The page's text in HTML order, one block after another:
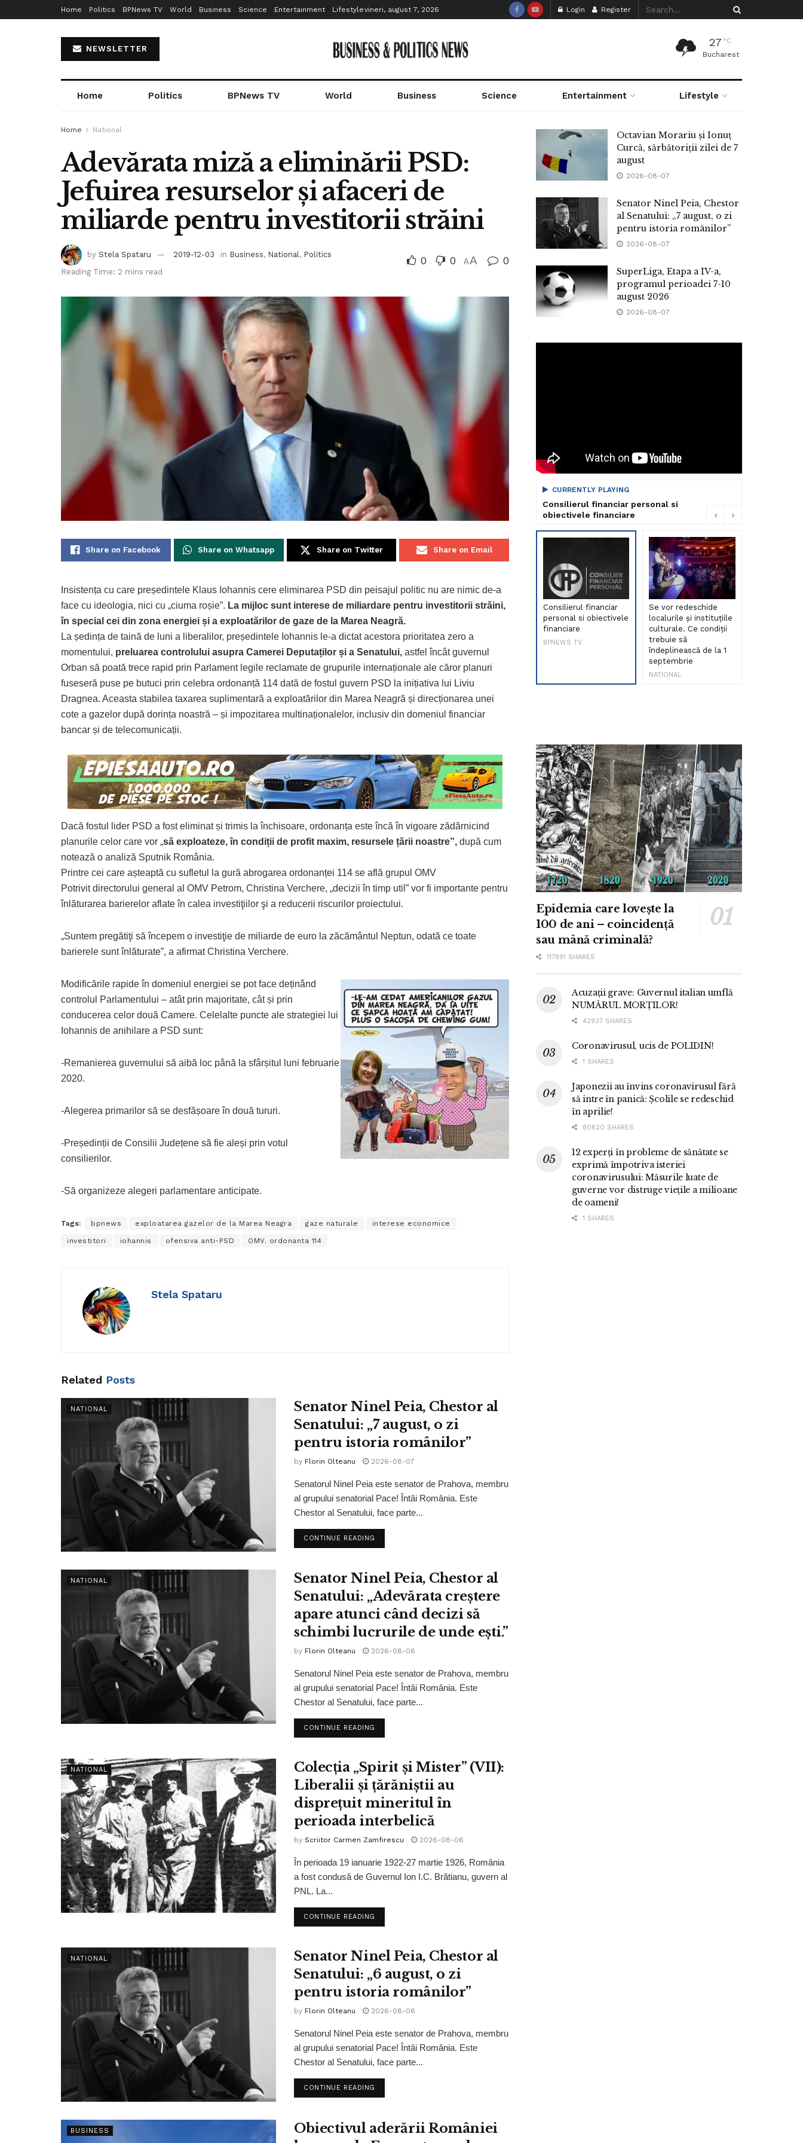
Home Politics BPNews TV World Business Science Entertainment Lifestylevineri, august 7, 2026 Login Register
NEWSLETTER
27 °C
Bucharest
Home Politics BPNews TV World Business Science Entertainment Lifestyle
Home National
Adevărata miză a eliminării PSD:
Jefuirea resurselor și afaceri de
miliarde pentru investitorii străini
by Stela Spataru 2019-12-03 in Business, National , Politics
Reading Time: 2 mins read
0 0 AA 0
Share on Facebook Share on Whatsapp Share on Twitter Share on Email
Insistența cu care președintele Klaus Iohannis cere eliminarea PSD din peisajul politic nu are nimic de-a
face cu ideologia, nici cu „ciuma roșie”. La mijloc sunt interese de miliardare pentru investitorii străini,
în special cei din zona energiei și a exploatărilor de gaze de la Marea Neagră.
La ședința de taină de luni a liberalilor, președintele Iohannis le-a dictat acestora prioritatea zero a
momentului, preluarea controlului asupra Camerei Deputaților și a Senatului, astfel încât guvernul
Orban să poată trece rapid prin Parlament legile reclamate de grupurile internaționale ale căror planuri
fuseseră puse pe butuci prin celebra ordonanță 114 dată de fostul guvern PSD la inițiativa lui Liviu
Dragnea. Aceasta stabilea taxarea suplimentară a exploatărilor din Marea Neagră și direcționarea unei
cote a gazelor după dorința noastră – și impozitarea multinaționalelor, inclusiv din domeniul financiar
bancar și de telecomunicații.
Dacă fostul lider PSD a fost eliminat și trimis la închisoare, ordonanța este încă în vigoare zădărnicind
planurile celor care vor „să exploateze, în condiții de profit maxim, resursele țării noastre”, după cum
notează o analiză Sputnik România.
Printre cei care așteaptă cu sufletul la gură abrogarea ordonanței 114 se află grupul OMV
Potrivit directorului general al OMV Petrom, Christina Verchere, „decizii în timp util” vor fi importante pentru
înlăturarea barierelor aflate în calea investiţiilor şi a reducerii riscurilor proiectului.
„Suntem pregătiţi să începem o investiţie de miliarde de euro la zăcământul Neptun, odată ce toate
barierele sunt înlăturate”, a afirmat Christina Verchere.
Modificările rapide în domeniul energiei se pot face deținând
controlul Parlamentului – atât prin majoritate, cât și prin
conducerea celor două Camere. Celelalte puncte ale strategiei lui
Iohannis de anihilare a PSD sunt:
-Remanierea guvernului să aibă loc până la sfârșitul luni februarie
2020.
-Alegerea primarilor să se desfășoare în două tururi.
-Președinții de Consilii Județene să fie aleși prin votul
consilierilor.
-Să organizeze alegeri parlamentare anticipate.
Tags: bpnews exploatarea gazelor de la Marea Neagra gaze naturale interese economice
investitori iohannis ofensiva anti-PSD OMV. ordonanta 114
Stela Spataru
Related Posts
NATIONAL
Senator Ninel Peia, Chestor al
Senatului: „7 august, o zi
pentru istoria românilor”
by Florin Olteanu 2026-08-07
Senatorul Ninel Peia este senator de Prahova, membru
al grupului senatorial Pace! Întâi România. Este
Chestor al Senatului, face parte...
CONTINUE READING
NATIONAL
Senator Ninel Peia, Chestor al
Senatului: „Adevărata creștere
apare atunci când decizi să
schimbi lucrurile de unde ești.”
by Florin Olteanu 2026-08-06
Senatorul Ninel Peia este senator de Prahova, membru
al grupului senatorial Pace! Întâi România. Este
Chestor al Senatului, face parte...
CONTINUE READING
NATIONAL
Colecția „Spirit și Mister” (VII):
Liberalii și țărăniștii au
disprețuit mineritul în
perioada interbelică
by Scriitor Carmen Zamfirescu 2026-08-06
În perioada 19 ianuarie 1922-27 martie 1926, România
a fost condusă de Guvernul Ion I.C. Brătianu, guvern al
PNL. La...
CONTINUE READING
NATIONAL
Senator Ninel Peia, Chestor al
Senatului: „6 august, o zi
pentru istoria românilor”
by Florin Olteanu 2026-08-06
Senatorul Ninel Peia este senator de Prahova, membru
al grupului senatorial Pace! Întâi România. Este
Chestor al Senatului, face parte...
CONTINUE READING
BUSINESS
Obiectivul aderării României
Octavian Morariu și Ionuț
Curcă, sărbătoriții zilei de 7
august
2026-08-07
Senator Ninel Peia, Chestor
al Senatului: „7 august, o zi
pentru istoria românilor”
2026-08-07
SuperLiga, Etapa a IV-a,
programul perioadei 7-10
august 2026
2026-08-07
CURRENTLY PLAYING
Consilierul financiar personal si
obiectivele financiare
Consilierul financiar
personal si obiectivele
financiare
BPNEWS TV
Se vor redeschide
localurile și instituțiile
culturale. Ce condiții
trebuie să
îndeplinească de la 1
septembrie
NATIONAL
Epidemia care lovește la
100 de ani – coincidență
sau mână criminală?
117891 SHARES
Acuzații grave: Guvernul italian umflă
NUMĂRUL MORȚILOR!
42937 SHARES
Coronavirusul, ucis de POLIDIN!
1 SHARES
Japonezii au învins coronavirusul fără
să intre în panică: Școlile se redeschid
în aprilie!
80620 SHARES
12 experți în probleme de sănătate se
exprimă împotriva isteriei
coronavirusului: Măsurile luate de
guverne vor distruge viețile a milioane
de oameni!
1 SHARES